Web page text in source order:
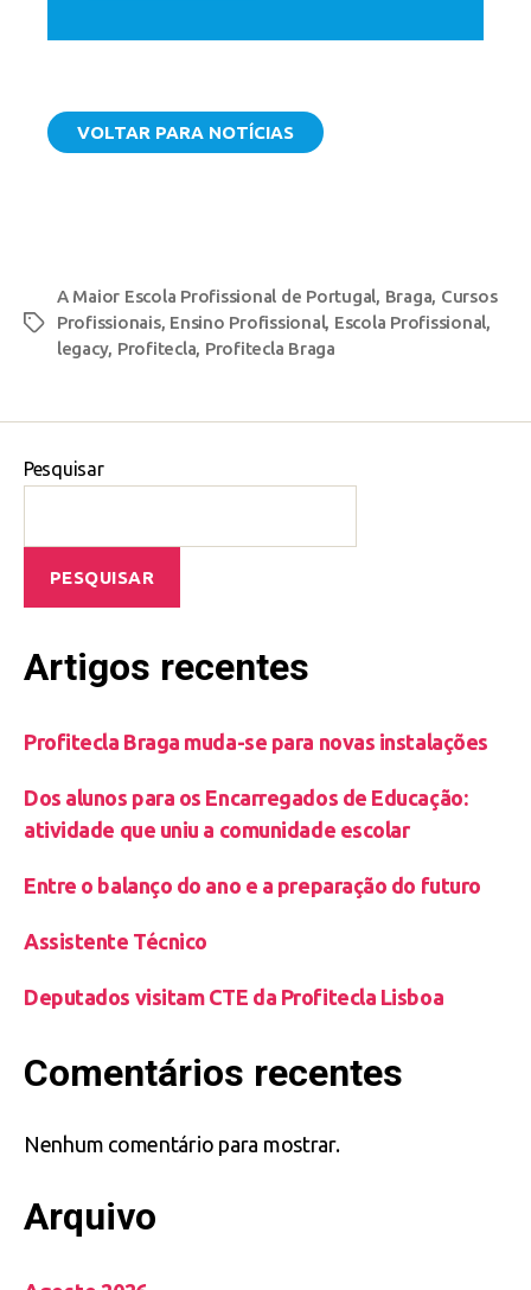
VOLTAR PARA NOTÍCIAS
A Maior Escola Profissional de Portugal, Braga, Cursos
Profissionais, Ensino Profissional, Escola Profissional,
legacy, Profitecla, Profitecla Braga
Pesquisar
PESQUISAR
Artigos recentes
Profitecla Braga muda-se para novas instalações
Dos alunos para os Encarregados de Educação:
atividade que uniu a comunidade escolar
Entre o balanço do ano e a preparação do futuro
Assistente Técnico
Deputados visitam CTE da Profitecla Lisboa
Comentários recentes
Nenhum comentário para mostrar.
Arquivo